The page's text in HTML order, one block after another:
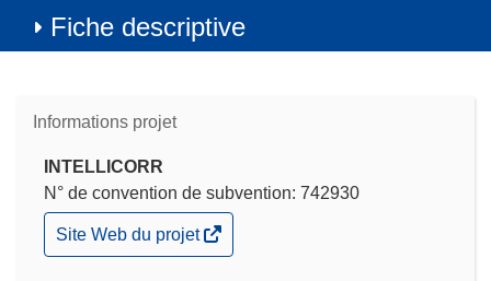
Fiche descriptive
Informations projet
INTELLICORR
N° de convention de subvention: 742930
(s’ouvre
dans
Site Web du projet